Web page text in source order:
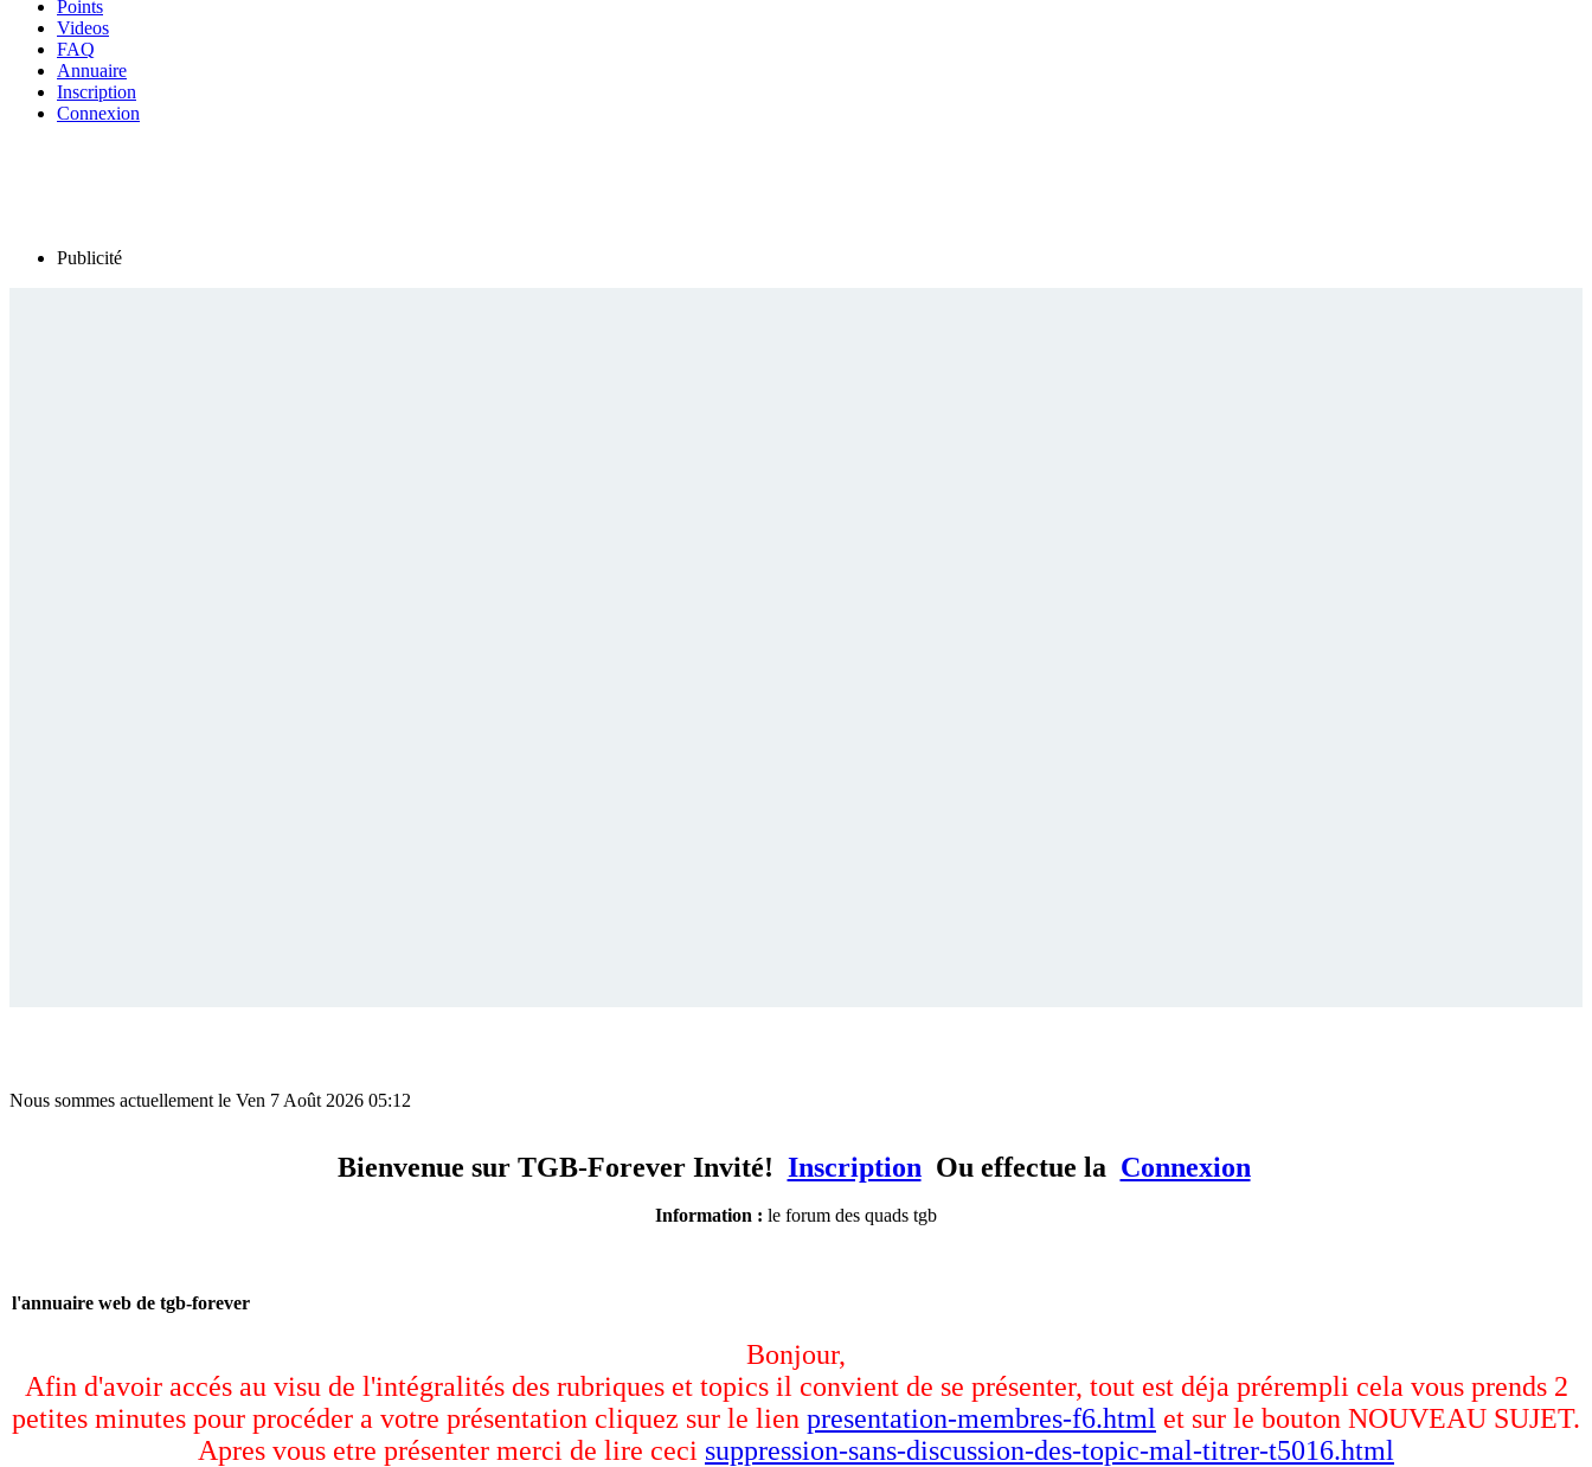
Points
Videos
FAQ
Annuaire
Inscription
Connexion
Publicité
Nous sommes actuellement le Ven 7 Août 2026 05:12
Bienvenue sur TGB-Forever Invité! Inscription Ou effectue la Connexion
Information : le forum des quads tgb
l'annuaire web de tgb-forever
Bonjour,
Afin d'avoir accés au visu de l'intégralités des rubriques et topics il convient de se présenter, tout est déja prérempli cela vous prends 2
petites minutes pour procéder a votre présentation cliquez sur le lien presentation-membres-f6.html et sur le bouton NOUVEAU SUJET.
Apres vous etre présenter merci de lire ceci suppression-sans-discussion-des-topic-mal-titrer-t5016.html